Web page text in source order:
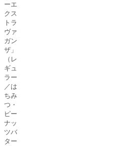
ーエ
クス
トラ
ヴァ
ガン
ザ」
（レ
ギュ
ラー
／は
ちみ
つ・
ピー
ナッ
ツバ
ター